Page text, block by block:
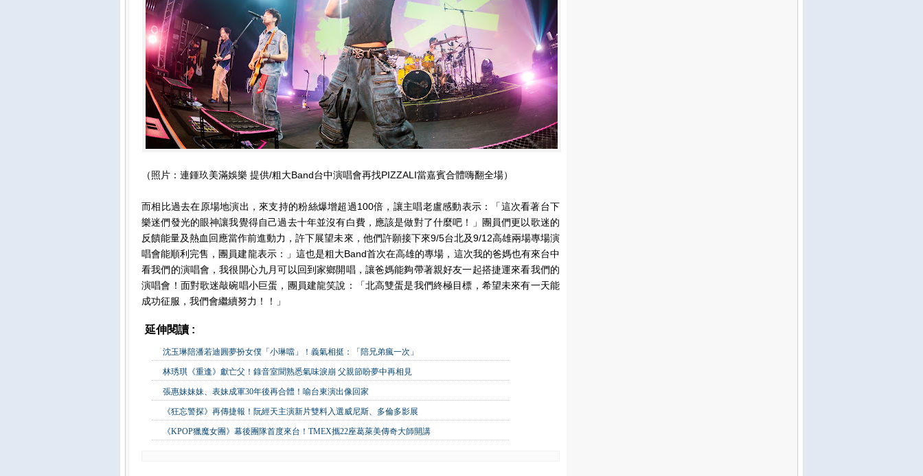
（照片：連鍾玖美滿娛樂 提供/粗大Band台中演唱會再找PIZZALI當嘉賓合體嗨翻全場）
而相比過去在原場地演出，來支持的粉絲爆增超過100倍，讓主唱老盧感動表示：「這次看著台下
樂迷們發光的眼神讓我覺得自己過去十年並沒有白費，應該是做對了什麼吧！」團員們更以歌迷的
反饋能量及熱血回應當作前進動力，許下展望未來，他們許願接下來9/5台北及9/12高雄兩場專場演
唱會能順利完售，團員建龍表示：」這也是粗大Band首次在高雄的專場，這次我的爸媽也有來台中
看我們的演唱會，我很開心九月可以回到家鄉開唱，讓爸媽能夠帶著親好友一起搭捷運來看我們的
演唱會！面對歌迷敲碗唱小巨蛋，團員建龍笑說：「北高雙蛋是我們終極目標，希望未來有一天能
成功征服，我們會繼續努力！！」
延伸閱讀 :
沈玉琳陪潘若迪圓夢扮女僕「小琳噹」！義氣相挺：「陪兄弟瘋一次」
林琇琪《重逢》獻亡父！錄音室聞熟悉氣味淚崩 父親節盼夢中再相見
張惠妹妹妹、表妹成軍30年後再合體！喻台東演出像回家
《狂忘警探》再傳捷報！阮經天主演新片雙料入選威尼斯、多倫多影展
《KPOP獵魔女團》幕後團隊首度來台！TMEX攜22座葛萊美傳奇大師開講